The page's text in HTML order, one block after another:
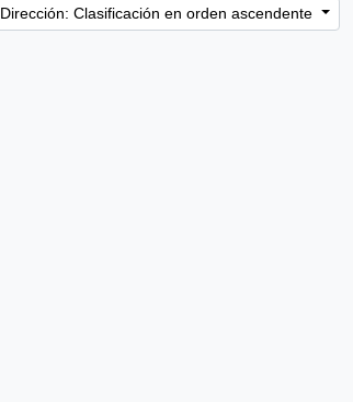
Dirección: Clasificación en orden ascendente